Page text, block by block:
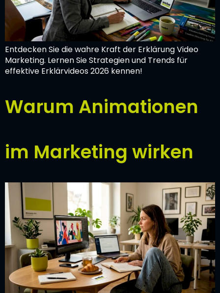
Entdecken Sie die wahre Kraft der Erklärung Video
Marketing. Lernen Sie Strategien und Trends für
effektive Erklärvideos 2026 kennen!
Warum Animationen
im Marketing wirken